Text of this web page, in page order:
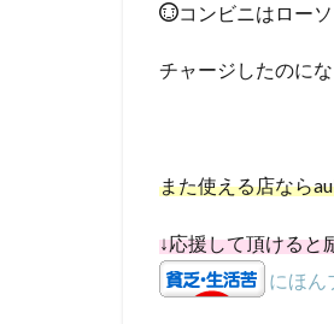
コンビニはロー
チャージしたのにな
また使える店なら
↓応援して頂けると
にほん